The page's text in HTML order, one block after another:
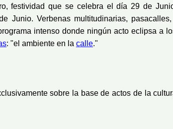
festividad que se celebra el día 29 de
Junio. Verbenas multitudinarias,
intenso donde ningún acto eclipsa a
: "el ambiente en la calle."
sobre la base de actos de la